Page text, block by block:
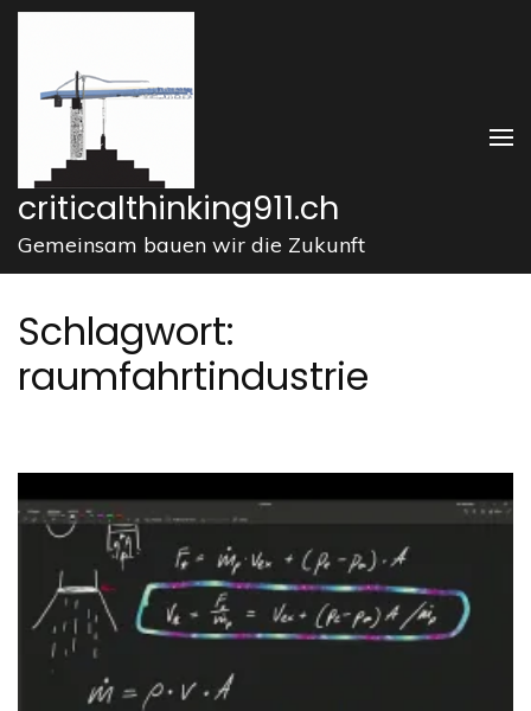
Zum
springen
drücken)
criticalthinking911.ch
Gemeinsam bauen wir die Zukunft
Schlagwort:
raumfahrtindustrie